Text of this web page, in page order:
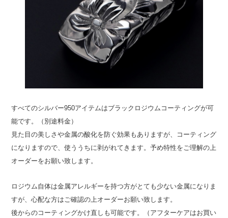
すべてのシルバー950アイテムはブラックロジウムコーティングが可
能です。（別途料金）
見た目の美しさや金属の酸化を防ぐ効果もありますが、コーティング
になりますので、使ううちに剥がれてきます。予め特性をご理解の上
オーダーをお願い致します。
ロジウム自体は金属アレルギーを持つ方がとても少ない金属になりま
すが、心配な方はご確認の上オーダーお願い致します。
後からのコーティングかけ直しも可能です。（アフターケアはお買い